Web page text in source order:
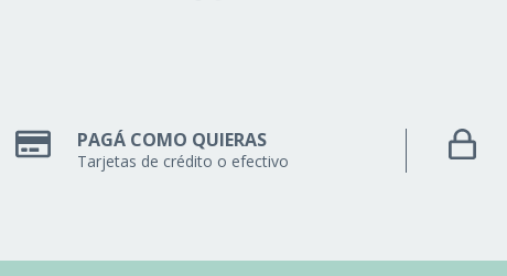
PAGÁ COMO QUIERAS
Tarjetas de crédito o efectivo